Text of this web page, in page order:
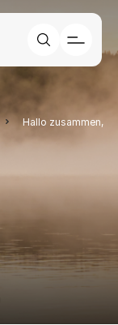
Hallo zusammen,